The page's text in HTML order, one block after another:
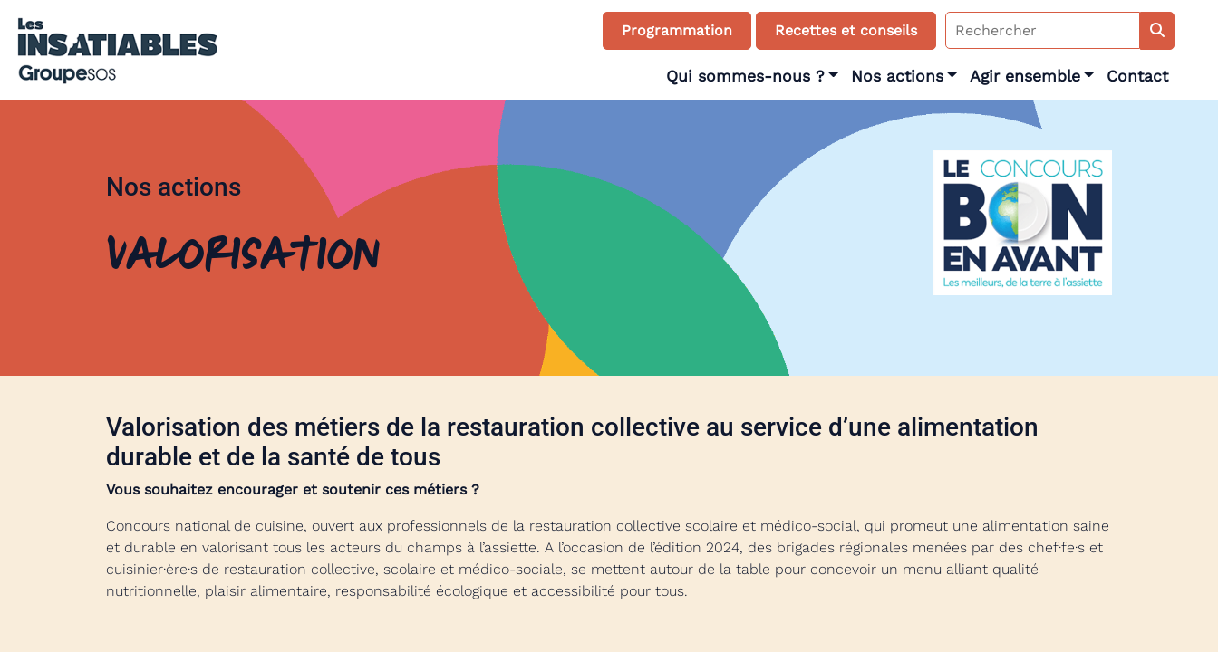
Programmation Recettes et conseils
Search
for:
Qui sommes-nous ? Nos actions Agir ensemble Contact
Nos actions
Valorisation
Valorisation des métiers de la restauration collective au service d’une alimentation
durable et de la santé de tous
Vous souhaitez encourager et soutenir ces métiers ?
Concours national de cuisine, ouvert aux professionnels de la restauration collective scolaire et médico-social, qui promeut une alimentation saine
et durable en valorisant tous les acteurs du champs à l’assiette. A l’occasion de l’édition 2024, des brigades régionales menées par des chef·fe·s et
cuisinier·ère·s de restauration collective, scolaire et médico-sociale, se mettent autour de la table pour concevoir un menu alliant qualité
nutritionnelle, plaisir alimentaire, responsabilité écologique et accessibilité pour tous.